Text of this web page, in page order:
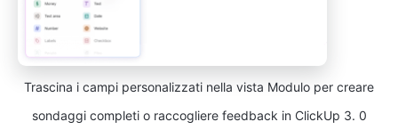
Trascina i campi personalizzati nella vista Modulo per creare
sondaggi completi o raccogliere feedback in ClickUp 3. 0